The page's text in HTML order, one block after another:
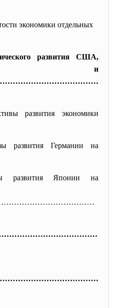
экономики отдельных
развития США,
и
развития экономики
развития Германии на
развития Японии на